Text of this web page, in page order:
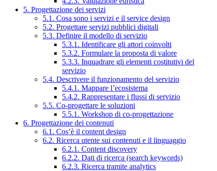
5. Progettazione dei servizi
5.1. Cosa sono i servizi e il service design
5.2. Progettare servizi pubblici digitali
5.3. Definire il modello di servizio
5.3.1. Identificare gli attori coinvolti
5.3.2. Formulare la proposta di valore
5.3.3. Inquadrare gli elementi costitutivi del
servizio
5.4. Descrivere il funzionamento del servizio
5.4.1. Mappare l’ecosistema
5.4.2. Rappresentare i flussi di servizio
5.5. Co-progettare le soluzioni
5.5.1. Workshop di co-progettazione
6. Progettazione dei contenuti
6.1. Cos’è il content design
6.2. Ricerca utente sui contenuti e il linguaggio
6.2.1. Content discovery
6.2.2. Dati di ricerca (search keywords)
6.2.3. Ricerca tramite analytics